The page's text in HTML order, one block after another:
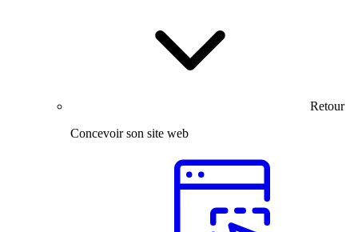
Retour
Concevoir son site web